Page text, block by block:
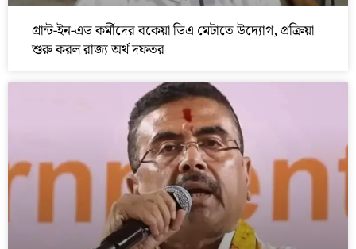
গ্রান্ট-ইন-এড কর্মীদের বকেয়া ডিএ মেটাতে উদ্যোগ, প্রক্রিয়া
শুরু করল রাজ্য অর্থ দফতর